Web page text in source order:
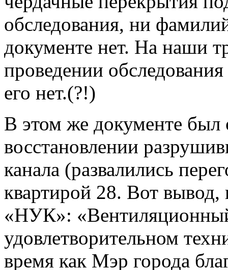
обследования, ни
документе нет. На наши
проведении
его нет.(?!)
В этом же документе был
восстановлении
канала (развалились
квартирой 28. Вот
«НУК»:
удовлетворительном
время как Мэр города